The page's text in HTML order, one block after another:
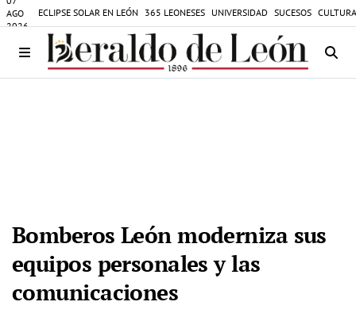
AGO
2026
ECLIPSE SOLAR EN LEÓN 365 LEONESES UNIVERSIDAD SUCESOS
Bomberos León moderniza sus
equipos personales y las
comunicaciones